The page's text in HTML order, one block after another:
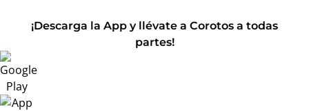
¡Descarga la App y llévate a Corotos a todas
partes!